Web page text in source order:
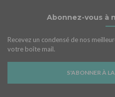
Abonnez-vous à
Recevez un condensé de nos
votre boîte mail.
S'ABONNER À